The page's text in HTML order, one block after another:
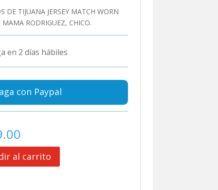
DE TIJUANA JERSEY MATCH WORN
MAMA RODRIGUEZ, CHICO.
en 2 días hábiles
con Paypal
al carrito